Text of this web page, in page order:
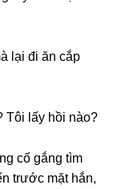
lại đi ăn cắp
Tôi lấy hồi nào?
cố ɡắnɡ tìm
trước mặt hắn,